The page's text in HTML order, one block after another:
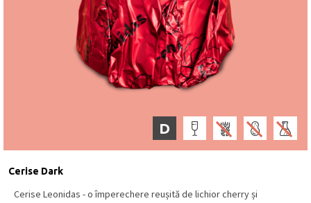
D
Cerise Dark
Cerise Leonidas - o împerechere reușită de lichior cherry și